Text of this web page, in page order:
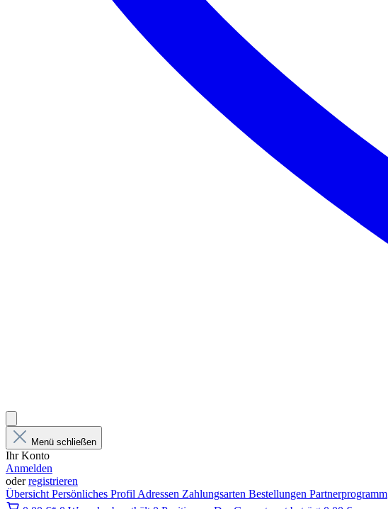
Menü schließen
Ihr Konto
Anmelden
oderregistrieren
Übersicht Persönliches Profil Adressen Zahlungsarten Bestellungen Partnerprogramm